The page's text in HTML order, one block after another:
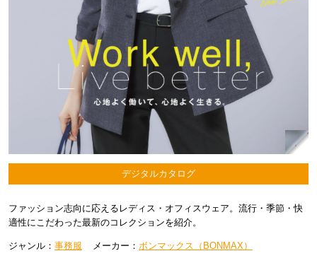
デジタルカタログ
ファッション志向に応えるレディス・オフィスウェア。流行・季節・快
適性にこだわった最新のコレクションを紹介。
ジャンル： 事務服 メーカー： ボンマックス（BONMAX）